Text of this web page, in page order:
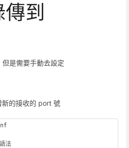
到
是需要手動去設定
的接收的 port 號
法